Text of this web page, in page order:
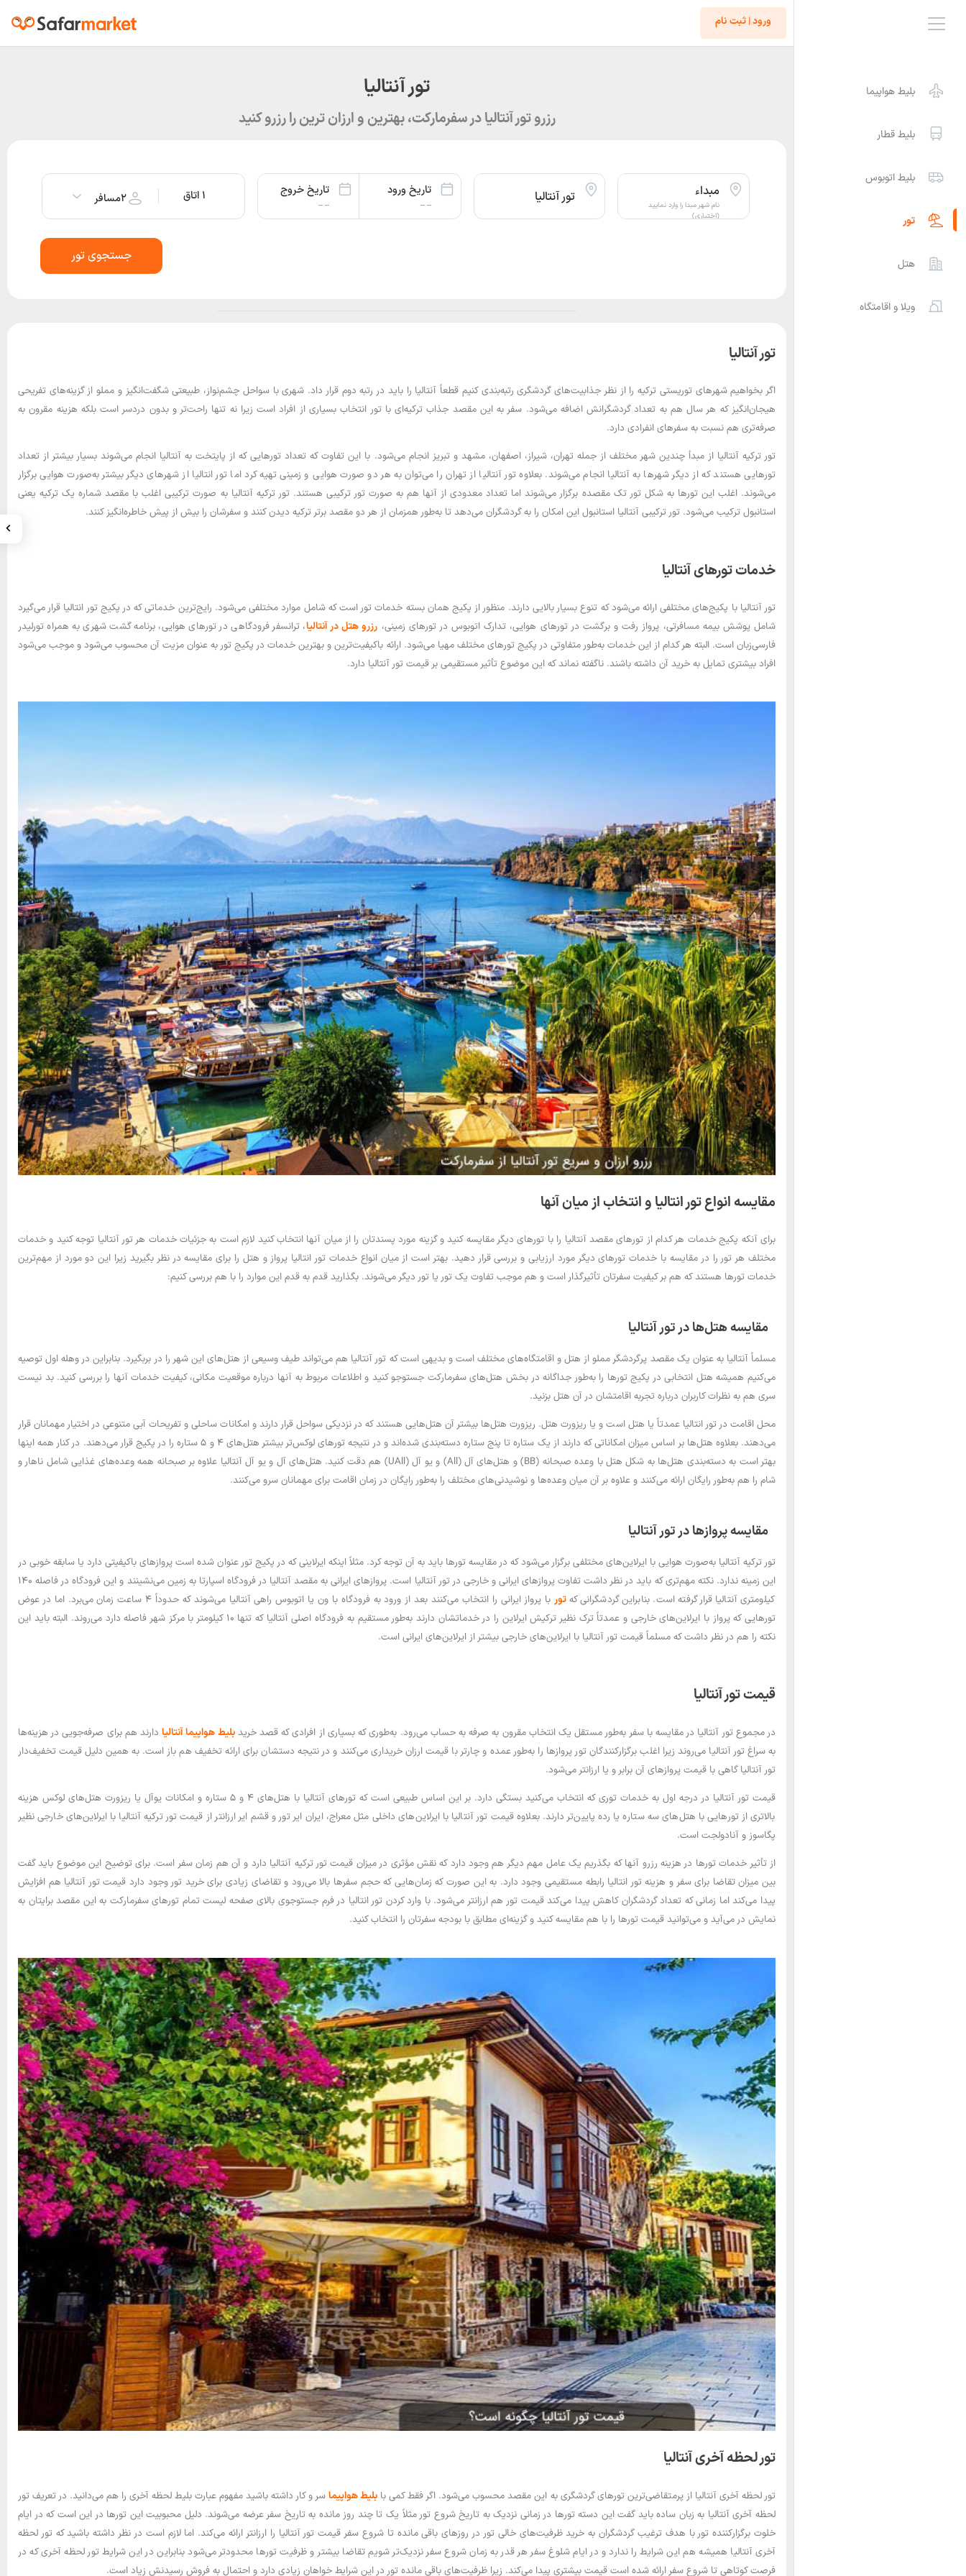
ورود | ثبت نام
بلیط هواپیما
بلیط قطار
بلیط اتوبوس
تور
هتل
ویلا و اقامتگاه
تور آنتالیا
رزرو تور آنتالیا در سفرمارکت، بهترین و ارزان ترین را رزرو کنید
مبداء
نام شهر مبدا را وارد نمایید
(اختیاری)
تور آنتالیا تاریخ خروج
-- --
تاریخ ورود
-- -- ۲مسافر ۱ اتاق
جستجوی تور
تور آنتالیا
اگر بخواهیم شهرهای توریستی ترکیه را از نظر جذابیت‌های گردشگری رتبه‌بندی کنیم قطعاً آنتالیا را باید در رتبه دوم قرار داد. شهری با سواحل چشم‌نواز، طبیعتی شگفت‌انگیز و مملو از گزینه‌های تفریحی
هیجان‌انگیز که هر سال هم به تعداد گردشگرانش اضافه می‌شود. سفر به این مقصد جذاب ترکیه‌ای با تور انتخاب بسیاری از افراد است زیرا نه تنها راحت‌تر و بدون دردسر است بلکه هزینه مقرون به
صرفه‌تری هم نسبت به سفرهای انفرادی دارد.
تور ترکیه آنتالیا از مبدأ چندین شهر مختلف از جمله تهران، شیراز، اصفهان، مشهد و تبریز انجام می‌شود. با این تفاوت که تعداد تورهایی که از پایتخت به آنتالیا انجام می‌شوند بسیار بیشتر از تعداد
تورهایی هستند که از دیگر شهرها به آنتالیا انجام می‌شوند. بعلاوه تور آنتالیا از تهران را می‌توان به هر دو صورت هوایی و زمینی تهیه کرد اما تور انتالیا از شهرهای دیگر بیشتر به‌صورت هوایی برگزار
می‌شوند. اغلب این تورها به شکل تور تک مقصده برگزار می‌شوند اما تعداد معدودی از آنها هم به صورت تور ترکیبی هستند. تور ترکیه آنتالیا به صورت ترکیبی اغلب با مقصد شماره یک ترکیه یعنی
استانبول ترکیب می‌شود. تور ترکیبی آنتالیا استانبول این امکان را به گردشگران می‌دهد تا به‌طور همزمان از هر دو مقصد برتر ترکیه دیدن کنند و سفرشان را بیش از پیش خاطره‌انگیز کنند.
خدمات تورهای آنتالیا
تور آنتالیا با پکیج‌های مختلفی ارائه می‌شود که تنوع بسیار بالایی دارند. منظور از پکیج همان بسته خدمات تور است که شامل موارد مختلفی می‌شود. رایج‌ترین خدماتی که در پکیج تور انتالیا قرار می‌گیرد
شامل پوشش بیمه مسافرتی، پرواز رفت و برگشت در تورهای هوایی، تدارک اتوبوس در تورهای زمینی، رزرو هتل در آنتالیا، ترانسفر فرودگاهی در تورهای هوایی، برنامه گشت شهری به همراه تورلیدر
فارسی‌زبان است. البته هر کدام از این خدمات به‌طور متفاوتی در پکیج تورهای مختلف مهیا می‌شود. ارائه باکیفیت‌ترین و بهترین خدمات در پکیج تور به عنوان مزیت آن محسوب می‌شود و موجب می‌شود
افراد بیشتری تمایل به خرید آن داشته باشند. ناگفته نماند که این موضوع تأثیر مستقیمی بر قیمت تور آنتالیا دارد.
مقایسه انواع تور انتالیا و انتخاب از میان آنها
برای آنکه پکیج خدمات هر کدام از تورهای مقصد آنتالیا را با تورهای دیگر مقایسه کنید و گزینه مورد پسندتان را از میان آنها انتخاب کنید لازم است به جزئیات خدمات هر تور آنتالیا توجه کنید و خدمات
مختلف هر تور را در مقایسه با خدمات تورهای دیگر مورد ارزیابی و بررسی قرار دهید. بهتر است از میان انواع خدمات تور انتالیا پرواز و هتل را برای مقایسه در نظر بگیرید زیرا این دو مورد از مهم‌ترین
خدمات تورها هستند که هم بر کیفیت سفرتان تأثیرگذار است و هم موجب تفاوت یک تور یا تور دیگر می‌شوند. بگذارید قدم به قدم این موارد را با هم بررسی کنیم:
مقایسه هتل‌ها در تور آنتالیا
مسلماً آنتالیا به عنوان یک مقصد پرگردشگر مملو از هتل و اقامتگاه‌های مختلف است و بدیهی است که تور آنتالیا هم می‌تواند طیف وسیعی از هتل‌های این شهر را در بربگیرد. بنابراین در وهله اول توصیه
می‌کنیم همیشه هتل انتخابی در پکیج تورها را به‌طور جداگانه در بخش هتل‌های سفرمارکت جستوجو کنید و اطلاعات مربوط به آنها درباره موقعیت مکانی، کیفیت خدمات آنها را بررسی کنید. بد نیست
سری هم به نظرات کاربران درباره تجربه اقامتشان در آن هتل بزنید.
محل اقامت در تور انتالیا عمدتاً یا هتل است و یا ریزورت هتل. ریزورت هتل‌ها بیشتر آن هتل‌هایی هستند که در نزدیکی سواحل قرار دارند و امکانات ساحلی و تفریحات آبی متنوعی در اختیار مهمانان قرار
می‌دهند. بعلاوه هتل‌ها بر اساس میزان امکاناتی که دارند از یک ستاره تا پنج ستاره دسته‌بندی شده‌اند و در نتیجه تورهای لوکس‌تر بیشتر هتل‌های ۴ و ۵ ستاره را در پکیج قرار می‌دهند. در کنار همه اینها
بهتر است به دسته‌بندی هتل‌ها به شکل هتل با وعده صبحانه (BB) و هتل‌های آل (All) و یو آل (UAll) هم دقت کنید. هتل‌های آل و یو آل آنتالیا علاوه بر صبحانه همه وعده‌های غذایی شامل ناهار و
شام را هم به‌طور رایگان ارائه می‌کنند و علاوه بر آن میان وعده‌ها و نوشیدنی‌های مختلف را به‌طور رایگان در زمان اقامت برای مهمانان سرو می‌کنند.
مقایسه پروازها در تور آنتالیا
تور ترکیه آنتالیا به‌صورت هوایی با ایرلاین‌های مختلفی برگزار می‌شود که در مقایسه تورها باید به آن توجه کرد. مثلاً اینکه ایرلاینی که در پکیج تور عنوان شده است پروازهای باکیفیتی دارد یا سابقه خوبی در
این زمینه ندارد. نکته مهم‌تری که باید در نظر داشت تفاوت پروازهای ایرانی و خارجی در تور آنتالیا است. پروازهای ایرانی به مقصد آنتالیا در فرودگاه اسپارتا به زمین می‌نشینند و این فرودگاه در فاصله ۱۴۰
کیلومتری آنتالیا قرار گرفته است. بنابراین گردشگرانی که تور
با پرواز ایرانی را انتخاب می‌کنند بعد از ورود به فرودگاه با ون یا اتوبوس راهی آنتالیا می‌شوند که حدوداً ۴ ساعت زمان می‌برد. اما در عوض
تورهایی که پرواز با ایرلاین‌های خارجی و عمدتاً ترک نظیر ترکیش ایرلاین را در خدماتشان دارند به‌طور مستقیم به فرودگاه اصلی آنتالیا که تنها ۱۰ کیلومتر با مرکز شهر فاصله دارد می‌روند. البته باید این
نکته را هم در نظر داشت که مسلماً قیمت تور آنتالیا با ایرلاین‌های خارجی بیشتر از ایرلاین‌های ایرانی است.
قیمت تور آنتالیا
در مجموع تور آنتالیا در مقایسه با سفر به‌طور مستقل یک انتخاب مقرون به صرفه به حساب می‌رود. به‌طوری که بسیاری از افرادی که قصد خریدبلیط هواپیما آنتالیادارند هم برای صرفه‌جویی در هزینه‌ها
به سراغ تور آنتالیا می‌روند زیرا اغلب برگزارکنندگان تور پروازها را به‌طور عمده و چارتر با قیمت ارزان خریداری می‌کنند و در نتیجه دستشان برای ارائه تخفیف هم باز است. به همین دلیل قیمت تخفیف‌دار
تور آنتالیا گاهی با قیمت پروازهای آن برابر و یا ارزانتر می‌شود.
قیمت تور آنتالیا در درجه اول به خدمات توری که انتخاب می‌کنید بستگی دارد. بر این اساس طبیعی است که تورهای آنتالیا با هتل‌های ۴ و ۵ ستاره و امکانات یوآل یا ریزورت هتل‌های لوکس هزینه
بالاتری از تورهایی با هتل‌های سه ستاره یا رده پایین‌تر دارند. بعلاوه قیمت تور آنتالیا با ایرلاین‌های داخلی مثل معراج، ایران ایر تور و قشم ایر ارزانتر از قیمت تور ترکیه آنتالیا با ایرلاین‌های خارجی نظیر
پگاسوز و آنادولجت است.
از تأثیر خدمات تورها در هزینه رزرو آنها که بگذریم یک عامل مهم دیگر هم وجود دارد که نقش مؤثری در میزان قیمت تور ترکیه آنتالیا دارد و آن هم زمان سفر است. برای توضیح این موضوع باید گفت
بین میزان تقاضا برای سفر و هزینه تور انتالیا رابطه مستقیمی وجود دارد. به این صورت که زمان‌هایی که حجم سفرها بالا می‌رود و تقاضای زیادی برای خرید تور وجود دارد قیمت تور آنتالیا هم افزایش
پیدا می‌کند اما زمانی که تعداد گردشگران کاهش پیدا می‌کند قیمت تور هم ارزانتر می‌شود. با وارد کردن تور انتالیا در فرم جستوجوی بالای صفحه لیست تمام تورهای سفرمارکت به این مقصد برایتان به
نمایش در می‌آید و می‌توانید قیمت تورها را با هم مقایسه کنید و گزینه‌ای مطابق با بودجه سفرتان را انتخاب کنید.
تور لحظه آخری آنتالیا
تور لحظه آخری آنتالیا از پرمتقاضی‌ترین تورهای گردشگری به این مقصد محسوب می‌شود. اگر فقط کمی با بلیط هواپیما سر و کار داشته باشید مفهوم عبارت بلیط لحظه آخری را هم می‌دانید. در تعریف تور
لحظه آخری آنتالیا به زبان ساده باید گفت این دسته تورها در زمانی نزدیک به تاریخ شروع تور مثلاً یک تا چند روز مانده به تاریخ سفر عرضه می‌شوند. دلیل محبوبیت این تورها در این است که در ایام
خلوت برگزارکننده تور با هدف ترغیب گردشگران به خرید ظرفیت‌های خالی تور در روزهای باقی مانده تا شروع سفر قیمت تور آنتالیا را ارزانتر ارائه می‌کند. اما لازم است در نظر داشته باشید که تور لحظه
آخری آنتالیا همیشه هم این شرایط را ندارد و در ایام شلوغ سفر هر قدر به زمان شروع سفر نزدیک‌تر شویم تقاضا بیشتر و ظرفیت تورها محدودتر می‌شود بنابراین در این شرایط تور لحظه آخری که در
فرصت کوتاهی تا شروع سفر ارائه شده است قیمت بیشتری پیدا می‌کند. زیرا ظرفیت‌های باقی مانده تور در این شرایط خواهان زیادی دارد و احتمال به فروش رسیدنش زیاد است.